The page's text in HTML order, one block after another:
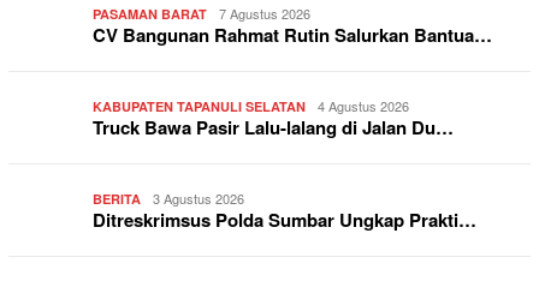
PASAMAN BARAT 7 Agustus 2026
CV Bangunan Rahmat Rutin Salurkan Bantua…
KABUPATEN TAPANULI SELATAN 4 Agustus 2026
Truck Bawa Pasir Lalu-lalang di Jalan Du…
BERITA 3 Agustus 2026
Ditreskrimsus Polda Sumbar Ungkap Prakti…